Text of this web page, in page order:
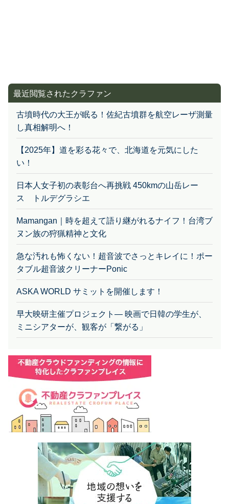
最近閲覧されたクラファン
古墳時代の大王が眠る！佐紀古墳群を航空レーザ測量
し真相解明へ！
【2025年】道を彩る花々で、北海道を元気にした
い！
日本人女子初の表彰台へ再挑戦 450kmの山岳レー
ス トルデグラシエ
Mamangan｜時を超えて語り継がれるナイフ！台湾ブ
ヌン族の狩猟精神と文化
急な汚れも怖くない！超音波でさっとキレイに！ポー
タブル超音波クリーナーPonic
ASKA WORLD サミットを開催します！
早大映研主催プロジェクト— 映画で日韓の学生が、
ミニシアターが、観客が「繋がる」